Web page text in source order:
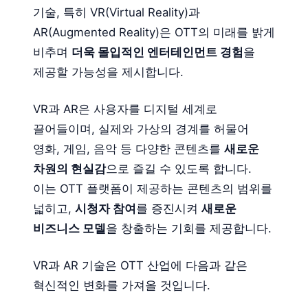
기술, 특히 VR(Virtual Reality)과
AR(Augmented Reality)은 OTT의 미래를 밝게
비추며 더욱 몰입적인 엔터테인먼트 경험을
제공할 가능성을 제시합니다.
VR과 AR은 사용자를 디지털 세계로
끌어들이며, 실제와 가상의 경계를 허물어
영화, 게임, 음악 등 다양한 콘텐츠를 새로운
차원의 현실감으로 즐길 수 있도록 합니다.
이는 OTT 플랫폼이 제공하는 콘텐츠의 범위를
넓히고, 시청자 참여를 증진시켜 새로운
비즈니스 모델을 창출하는 기회를 제공합니다.
VR과 AR 기술은 OTT 산업에 다음과 같은
혁신적인 변화를 가져올 것입니다.